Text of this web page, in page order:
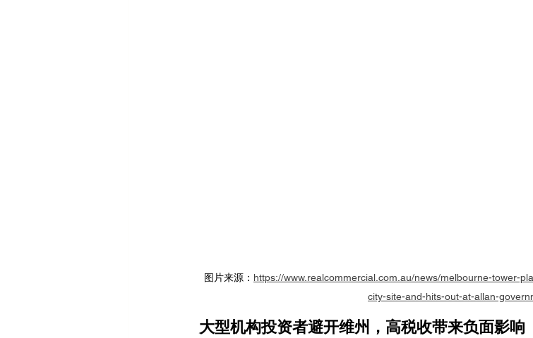
图片来源： https://www.realcommercial.com.au/news/melbourne-tower-
city-site-and-hits-out-at-allan-
大型机构投资者避开维州，高税收带来负面影响